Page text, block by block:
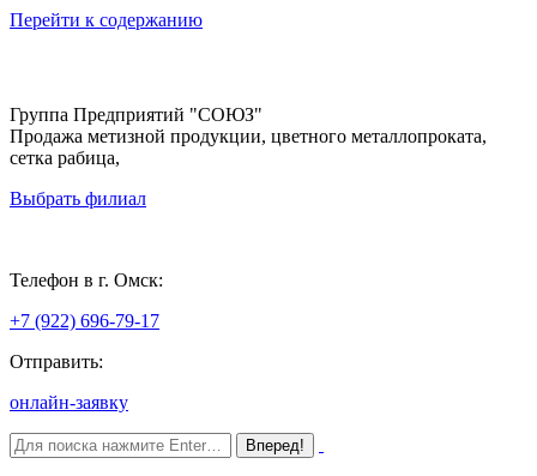
Перейти к содержанию
Группа Предприятий "СОЮЗ"
Продажа метизной продукции, цветного металлопроката,
сетка рабица,
Выбрать филиал
Телефон в г. Омск:
+7 (922) 696-79-17
Отправить:
онлайн-заявку